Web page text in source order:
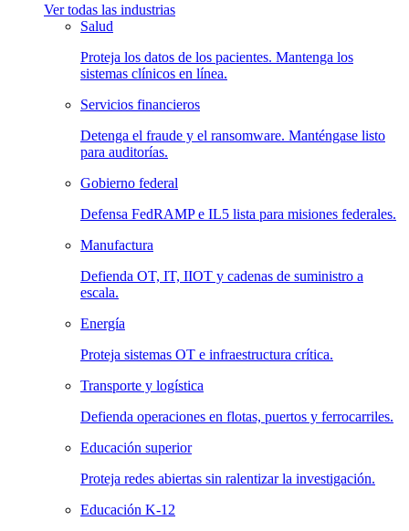
Ver todas las industrias
Salud
Proteja los datos de los pacientes. Mantenga los
sistemas clínicos en línea.
Servicios financieros
Detenga el fraude y el ransomware. Manténgase listo
para auditorías.
Gobierno federal
Defensa FedRAMP e IL5 lista para misiones federales.
Manufactura
Defienda OT, IT, IIOT y cadenas de suministro a
escala.
Energía
Proteja sistemas OT e infraestructura crítica.
Transporte y logística
Defienda operaciones en flotas, puertos y ferrocarriles.
Educación superior
Proteja redes abiertas sin ralentizar la investigación.
Educación K-12